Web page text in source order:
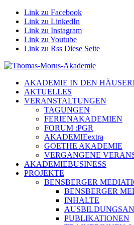
Link zu Facebook
Link zu LinkedIn
Link zu Instagram
Link zu Youtube
Link zu Rss Diese Seite
AKADEMIE IN DEN
AKTUELLES
VERANSTALTUNGEN
TAGUNGEN
FERIENAKADEMIEN
FORUM :PGR
AKADEMIEextra
GOETHE AKADEMIE
VERGANGENE
AKADEMIEBUSINESS
PROJEKTE
BENSBERGER
BENSBERGER
INHALTE
PUBLIKATIONEN